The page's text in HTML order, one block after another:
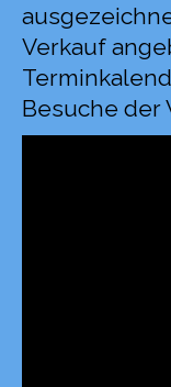
Verkauf
Besuche der